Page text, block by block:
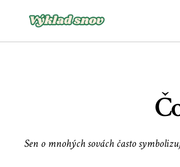
Sen o mnohých sovách často